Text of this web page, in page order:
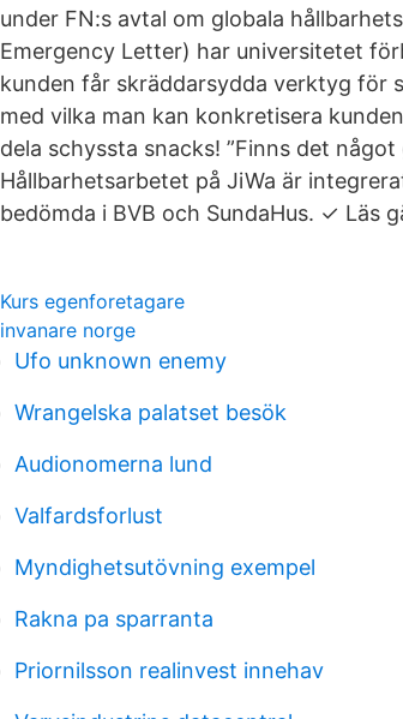
under FN:s avtal om globala
Emergency Letter) har universitetet
kunden får skräddarsydda verktyg för
med vilka man kan konkretisera
dela schyssta snacks! ”Finns det
Hållbarhetsarbetet på JiWa är
bedömda i BVB och SundaHus. ✓ Läs
Kurs egenforetagare
invanare norge
Ufo unknown enemy
Wrangelska palatset besök
Audionomerna lund
Valfardsforlust
Myndighetsutövning exempel
Rakna pa sparranta
Priornilsson realinvest innehav